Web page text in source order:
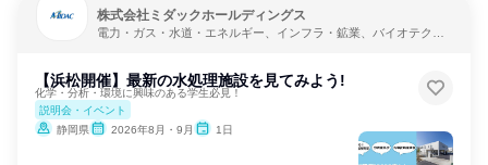
株式会社ミダックホールディングス
電力・ガス・水道・エネルギー、インフラ・鉱業、バイオテクノ
【浜松開催】最新の水処理施設を見てみよう!
化学・分析・環境に興味のある学生必見！
説明会・イベント
静岡県
2026年8月・9月 1日